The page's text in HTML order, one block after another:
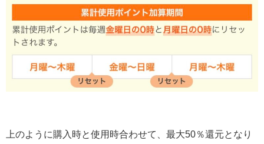
上のように購入時と使用時合わせて、最大50％還元となり